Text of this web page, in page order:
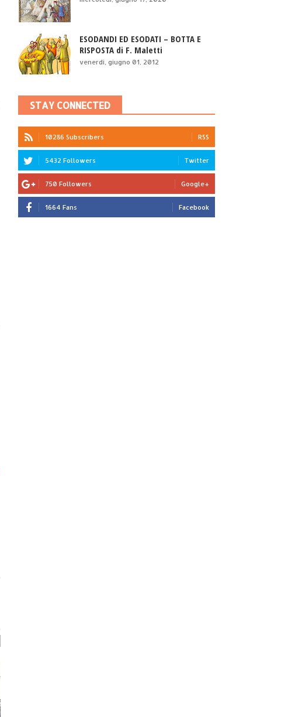
ESODANDI ED ESODATI – BOTTA E
RISPOSTA di F. Maletti
venerdì, giugno 01, 2012
STAY CONNECTED
10286 Subscribers RSS
5432 Followers Twitter
750 Followers Google+
1664 Fans Facebook